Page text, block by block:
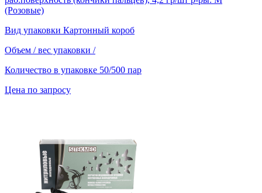
(Розовые)
Вид упаковки Картонный короб
Объем / вес упаковки /
Количество в упаковке 50/500 пар
Цена по запросу